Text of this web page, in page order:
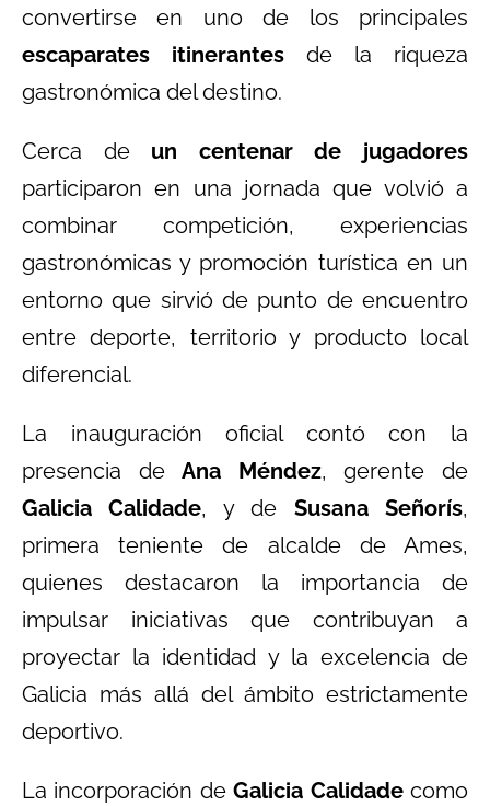
convertirse en uno de los principales
escaparates
itinerantes de la riqueza
gastronómica del destino.
Cerca de un centenar de jugadores
participaron en una jornada que volvió a
combinar competición, experiencias
gastronómicas y promoción turística en un
entorno que sirvió de punto de encuentro
entre deporte, territorio y producto local
diferencial.
La inauguración oficial contó con la
presencia deAna Méndez, gerente de
Galicia Calidade, y de Susana Señorís,
primera teniente de alcalde de Ames,
quienes destacaron la importancia de
impulsar iniciativas que contribuyan a
proyectar la identidad y la excelencia de
Galicia más allá del ámbito estrictamente
deportivo.
La incorporación deGalicia Calidadecomo